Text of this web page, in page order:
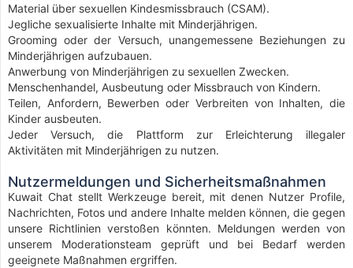
Material über sexuellen Kindesmissbrauch (CSAM).
Jegliche sexualisierte Inhalte mit Minderjährigen.
Grooming oder der Versuch, unangemessene Beziehungen zu
Minderjährigen aufzubauen.
Anwerbung von Minderjährigen zu sexuellen Zwecken.
Menschenhandel, Ausbeutung oder Missbrauch von Kindern.
Teilen, Anfordern, Bewerben oder Verbreiten von Inhalten, die
Kinder ausbeuten.
Jeder Versuch, die Plattform zur Erleichterung illegaler
Aktivitäten mit Minderjährigen zu nutzen.
Nutzermeldungen und Sicherheitsmaßnahmen
Kuwait Chat stellt Werkzeuge bereit, mit denen Nutzer Profile,
Nachrichten, Fotos und andere Inhalte melden können, die gegen
unsere Richtlinien verstoßen könnten. Meldungen werden von
unserem Moderationsteam geprüft und bei Bedarf werden
geeignete Maßnahmen ergriffen.